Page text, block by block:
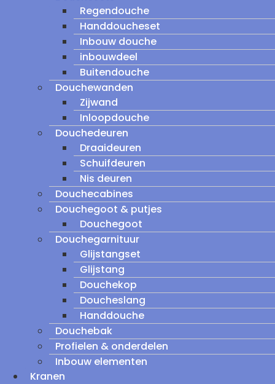
Regendouche
Handdoucheset
Inbouw douche
inbouwdeel
Buitendouche
Douchewanden
Zijwand
Inloopdouche
Douchedeuren
Draaideuren
Schuifdeuren
Nis deuren
Douchecabines
Douchegoot & putjes
Douchegoot
Douchegarnituur
Glijstangset
Glijstang
Douchekop
Doucheslang
Handdouche
Douchebak
Profielen & onderdelen
Inbouw elementen
Kranen